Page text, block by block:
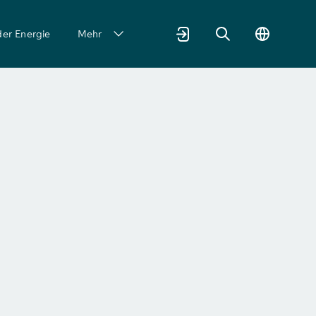
Energie Mehr